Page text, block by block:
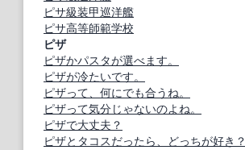
ピサ級装甲巡洋艦
ピサ高等師範学校
ピザ
ピザかパスタが選べます。
ピザが冷たいです。
ピザって、何にでも合うね。
ピザって気分じゃないのよね。
ピザで大丈夫？
ピザとタコスだったら、どっちが好き？